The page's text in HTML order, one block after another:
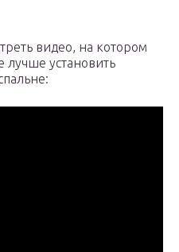
видео, на котором
лучше установить